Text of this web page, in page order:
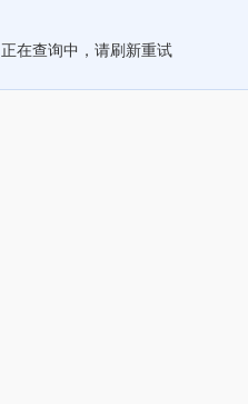
正在查询中，请刷新重试